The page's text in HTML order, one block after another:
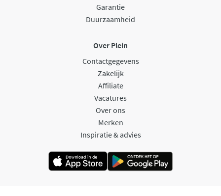
Garantie
Duurzaamheid
Over Plein
Contactgegevens
Zakelijk
Affiliate
Vacatures
Over ons
Merken
Inspiratie & advies